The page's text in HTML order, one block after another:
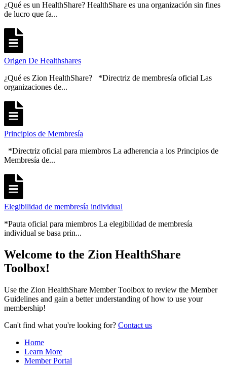
¿Qué es un HealthShare? HealthShare es una organización sin fines
de lucro que fa...
Origen De Healthshares
¿Qué es Zion HealthShare? *Directriz de membresía oficial Las
organizaciones de...
Principios de Membresía
*Directriz oficial para miembros La adherencia a los Principios de
Membresía de...
Elegibilidad de membresía individual
*Pauta oficial para miembros La elegibilidad de membresía
individual se basa prin...
Welcome to the Zion HealthShare
Toolbox!
Use the Zion HealthShare Member Toolbox to review the Member
Guidelines and gain a better understanding of how to use your
membership!
Can't find what you're looking for? Contact us
Home
Learn More
Member Portal